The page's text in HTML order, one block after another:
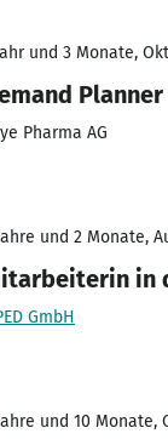
und 3 Monate,
Planner
Pharma AG
und 2 Monate,
in
GmbH
und 10 Monate,